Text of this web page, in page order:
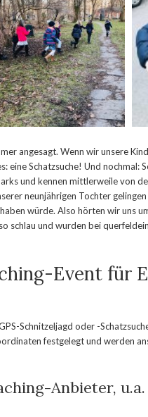
angesagt. Wenn wir unsere
eine Schatzsuche! Und nochmal:
und kennen mittlerweile von
neunjährigen Tochter
würde. Also hörten wir uns
schlau und wurden bei
Event für
Schnitzeljagd oder -
festgelegt und werden
Anbieter,